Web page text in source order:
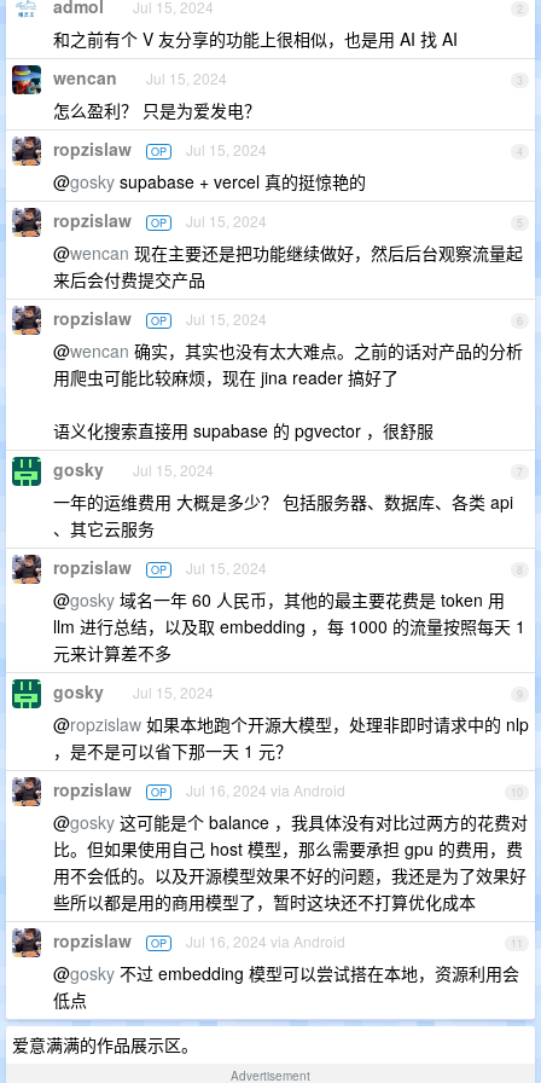
2
admol Jul 15, 2024
和之前有个 V 友分享的功能上很相似，也是用 AI 找 AI
3
wencan Jul 15, 2024
怎么盈利？ 只是为爱发电？
4
ropzislaw OP Jul 15, 2024
@gosky supabase + vercel 真的挺惊艳的
5
ropzislaw OP Jul 15, 2024
@wencan 现在主要还是把功能继续做好，然后后台观察流量起
来后会付费提交产品
6
ropzislaw OP Jul 15, 2024
@wencan 确实，其实也没有太大难点。之前的话对产品的分析
用爬虫可能比较麻烦，现在 jina reader 搞好了
语义化搜索直接用 supabase 的 pgvector ，很舒服
7
gosky Jul 15, 2024
一年的运维费用 大概是多少？ 包括服务器、数据库、各类 api
、其它云服务
8
ropzislaw OP Jul 15, 2024
@gosky 域名一年 60 人民币，其他的最主要花费是 token 用
llm 进行总结，以及取 embedding ，每 1000 的流量按照每天 1
元来计算差不多
9
gosky Jul 15, 2024
@ropzislaw 如果本地跑个开源大模型，处理非即时请求中的 nlp
，是不是可以省下那一天 1 元？
10
ropzislaw OP Jul 16, 2024 via Android
@gosky 这可能是个 balance ，我具体没有对比过两方的花费对
比。但如果使用自己 host 模型，那么需要承担 gpu 的费用，费
用不会低的。以及开源模型效果不好的问题，我还是为了效果好
些所以都是用的商用模型了，暂时这块还不打算优化成本
11
ropzislaw OP Jul 16, 2024 via Android
@gosky 不过 embedding 模型可以尝试搭在本地，资源利用会
低点
爱意满满的作品展示区。
Advertisement